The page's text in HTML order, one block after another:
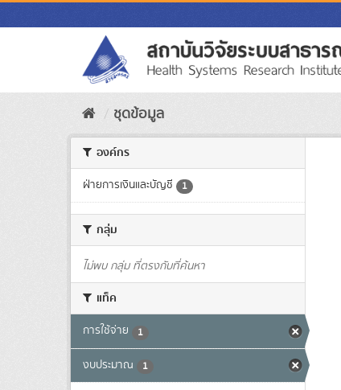
Skip
to
ชุดข้อมูล
องค์กร
ฝ่ายการเงินและบัญชี 1
กลุ่ม
ไม่พบ กลุ่ม ที่ตรงกับที่ค้นหา
แท็ค
การใช้จ่าย 1
งบประมาณ 1